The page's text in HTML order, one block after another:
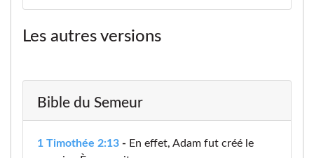
Les autres versions
Bible du Semeur
1 Timothée 2:13 - En effet, Adam fut créé le